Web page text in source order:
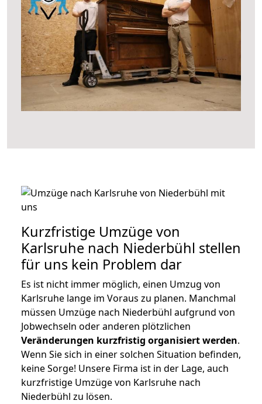
Kurzfristige Umzüge von
Karlsruhe nach Niederbühl stellen
für uns kein Problem dar
Es ist nicht immer möglich, einen Umzug von
Karlsruhe lange im Voraus zu planen. Manchmal
müssen Umzüge nach Niederbühl aufgrund von
Jobwechseln oder anderen plötzlichen
Veränderungen kurzfristig organisiert werden.
Wenn Sie sich in einer solchen Situation befinden,
keine Sorge! Unsere Firma ist in der Lage, auch
kurzfristige Umzüge von Karlsruhe nach
Niederbühl zu lösen.